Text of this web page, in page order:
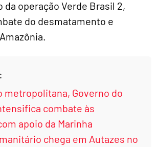
da operação Verde Brasil 2,
do desmatamento e
metropolitana, Governo do
combate às
apoio da Marinha
chega em Autazes no